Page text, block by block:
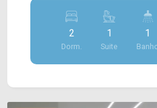
quem busca praticidade no
adquirir o primeiro imóvel. A área social foi
projetada para proporcionar
aproveitamento dos
posição de sol da tarde
2
Dorm.
1
Suite
1